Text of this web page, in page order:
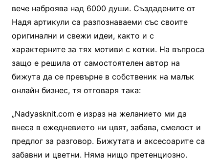
вече наброява над 6000 души. Създадените от
Надя артикули са разпознаваеми със своите
оригинални и свежи идеи, както и с
характерните за тях мотиви с котки. На въпроса
защо е решила от самостоятелен автор на
бижута да се превърне в собственик на малък
онлайн бизнес, тя отговаря така:
„Nadyasknit.com е израз на желанието ми да
внеса в ежедневието ни цвят, забава, смелост и
предлог за разговор. Бижутата и аксесоарите са
забавни и цветни. Няма нищо претенциозно.